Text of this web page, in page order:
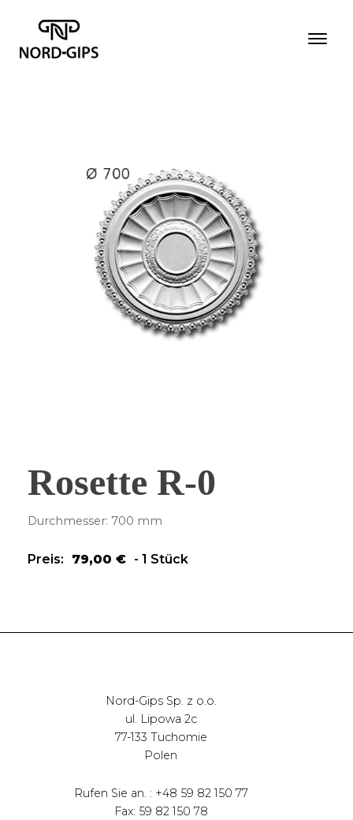
Rosette R-0
Durchmesser: 700 mm
Preis: 79,00 € - 1 Stück
Nord-Gips Sp. z o.o.
ul. Lipowa 2c
77-133 Tuchomie
Polen
Rufen Sie an. : +48 59 82 150 77
Fax: 59 82 150 78